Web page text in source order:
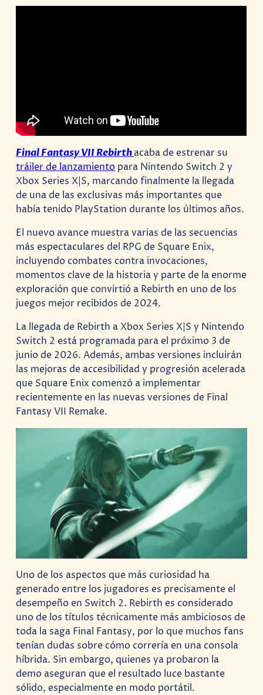
Final Fantasy VII Rebirthacaba de estrenar su
tráiler de lanzamiento para Nintendo Switch 2 y
Xbox Series X|S, marcando finalmente la llegada
de una de las exclusivas más importantes que
había tenido PlayStation durante los últimos años.
El nuevo avance muestra varias de las secuencias
más espectaculares del RPG de Square Enix,
incluyendo combates contra invocaciones,
momentos clave de la historia y parte de la enorme
exploración que convirtió a Rebirth en uno de los
juegos mejor recibidos de 2024.
La llegada de Rebirth a Xbox Series X|S y Nintendo
Switch 2 está programada para el próximo 3 de
junio de 2026. Además, ambas versiones incluirán
las mejoras de accesibilidad y progresión acelerada
que Square Enix comenzó a implementar
recientemente en las nuevas versiones de Final
Fantasy VII Remake.
Uno de los aspectos que más curiosidad ha
generado entre los jugadores es precisamente el
desempeño en Switch 2. Rebirth es considerado
uno de los títulos técnicamente más ambiciosos de
toda la saga Final Fantasy, por lo que muchos fans
tenían dudas sobre cómo correría en una consola
híbrida. Sin embargo, quienes ya probaron la
demo aseguran que el resultado luce bastante
sólido, especialmente en modo portátil.